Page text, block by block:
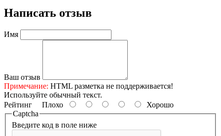
Написать отзыв
Имя
Ваш отзыв
Примечание: HTML разметка не поддерживается!
Используйте обычный текст.
Рейтинг Плохо
Хорошо
Captcha
Введите код в поле ниже